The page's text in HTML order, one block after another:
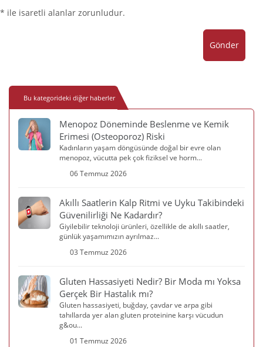
* ile isaretli alanlar zorunludur.
Gönder
Bu kategorideki diğer haberler
Menopoz Döneminde Beslenme ve Kemik
Erimesi (Osteoporoz) Riski
Kadınların yaşam döngüsünde doğal bir evre olan
menopoz, vücutta pek çok fiziksel ve horm...
06 Temmuz 2026
Akıllı Saatlerin Kalp Ritmi ve Uyku Takibindeki
Güvenilirliği Ne Kadardır?
Giyilebilir teknoloji ürünleri, özellikle de akıllı saatler,
günlük yaşamımızın ayrılmaz...
03 Temmuz 2026
Gluten Hassasiyeti Nedir? Bir Moda mı Yoksa
Gerçek Bir Hastalık mı?
Gluten hassasiyeti, buğday, çavdar ve arpa gibi
tahıllarda yer alan gluten proteinine karşı vücudun
g&ou...
01 Temmuz 2026